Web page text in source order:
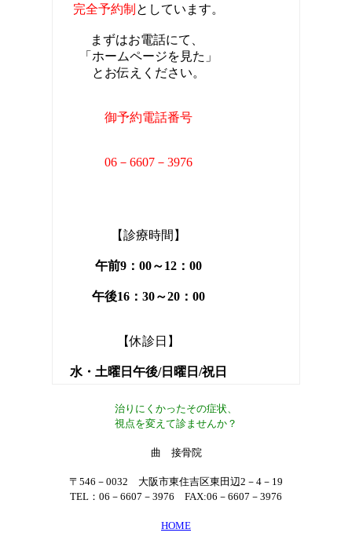
完全予約制 としています。
まずはお電話にて、
「ホームページを見た」
とお伝えください。
御予約電話番号
06－6607－3976
【診療時間】
午前9：00～12：00
午後16：30～20：00
【休診日】
水・土曜日午後/日曜日/祝日
治りにくかったその症状、
視点を変えて診ませんか？
曲 接骨院
〒546－0032 大阪市東住吉区東田辺2－4－19
TEL：06－6607－3976 FAX:06－6607－3976
HOME